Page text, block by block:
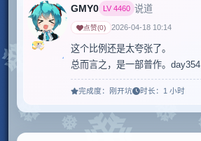
GMY0 LV4460 说道
点赞(0) 2026-04-18 10:14
这个比例还是太夸张了。
总而言之，是一部普作。day354.
完成度： 刚开坑 时长： 1 小时